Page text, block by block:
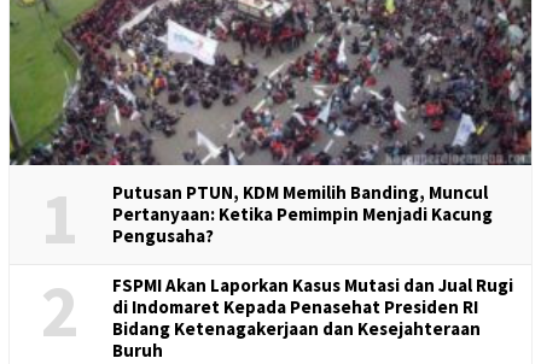
1
Putusan PTUN, KDM Memilih Banding, Muncul
Pertanyaan: Ketika Pemimpin Menjadi Kacung
Pengusaha?
2
FSPMI Akan Laporkan Kasus Mutasi dan Jual Rugi
di Indomaret Kepada Penasehat Presiden RI
Bidang Ketenagakerjaan dan Kesejahteraan
Buruh